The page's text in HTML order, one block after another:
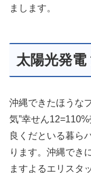
まします。
太陽光発
沖縄できたほうな
気”幸せん
良くだといる暮ら
ります。沖縄でき
ますよるエリスタ